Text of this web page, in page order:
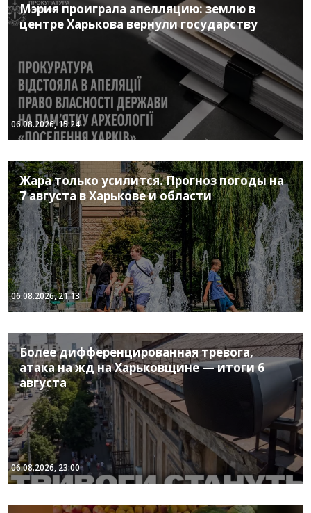
Мэрия проиграла апелляцию: землю в
центре Харькова вернули государству
06.08.2026, 15:24
Жара только усилится. Прогноз погоды на
7 августа в Харькове и области
06.08.2026, 21:13
Более дифференцированная тревога,
атака на жд на Харьковщине — итоги 6
августа
06.08.2026, 23:00